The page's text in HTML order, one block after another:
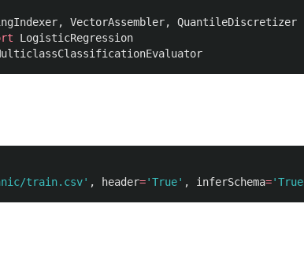
, VectorAssembler,
QuantileDiscretizer
LogisticRegression
train.csv' , header='True' , inferSchema='True